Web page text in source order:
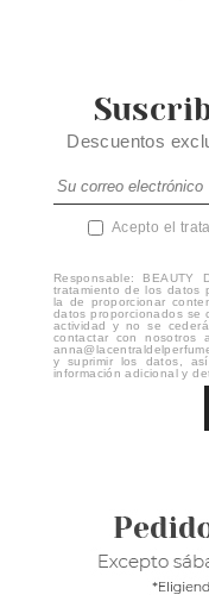
Descuentos
Acepto el
Responsable: BEAUTY
tratamiento de los datos
la de proporcionar
datos proporcionados se
actividad y no se
contactar con nosotros
y suprimir los datos,
información adicional y